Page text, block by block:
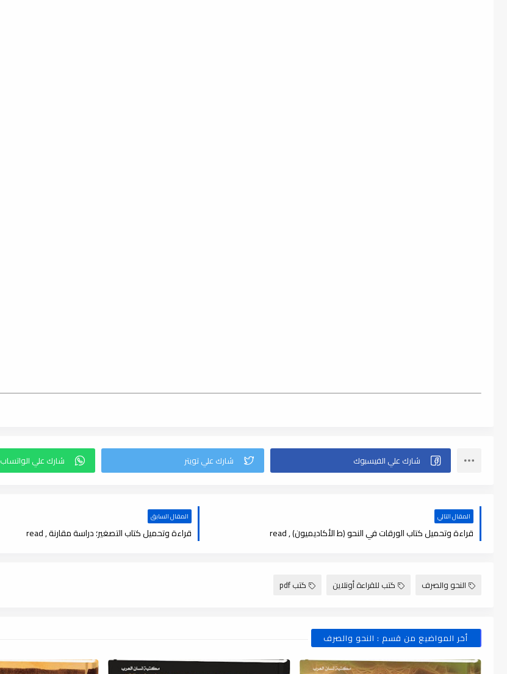
المقال التالي
قراءة وتحميل كتاب الورقات في النحو (ط الأكاديميون) , read
المقال السابق
قراءة وتحميل كتاب التصغير؛ دراسة مقارنة , read
النحو والصرف كتب للقراءة أونلاين كتب pdf
أخر المواضيع من قسم : النحو والصرف